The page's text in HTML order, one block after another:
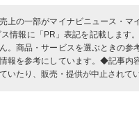
上の一部がマイナビニュース・
情報に「PR」表記を記載しま
。商品・サービスを選ぶときの
報を参考にしています。◆記事内
たり、販売・提供が中止されて